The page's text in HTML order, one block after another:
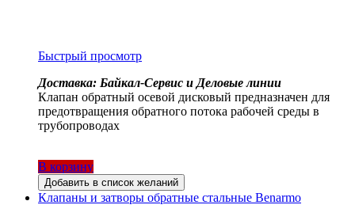
Быстрый просмотр
Доставка: Байкал-Сервис и Деловые линии
Клапан обратный осевой дисковый предназначен для
предотвращения обратного потока рабочей среды в
трубопроводах
В корзину
Добавить в список желаний
Клапаны и затворы обратные стальные Benarmo